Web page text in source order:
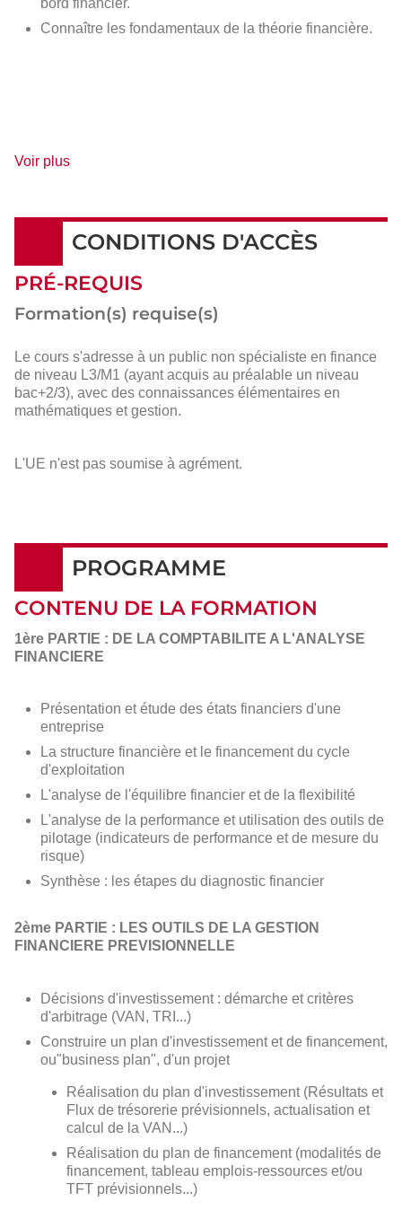
bord financier.
Connaître les fondamentaux de la théorie financière.
Voir plusde
CONDITIONS D'ACCÈS
PRÉ-REQUIS
Formation(s) requise(s)
Le cours s'adresse à un public non spécialiste en finance
de niveau L3/M1 (ayant acquis au préalable un niveau
bac+2/3), avec des connaissances élémentaires en
mathématiques et gestion.
L'UE n'est pas soumise à agrément.
PROGRAMME
CONTENU DE LA FORMATION
1ère PARTIE : DE LA COMPTABILITE A L'ANALYSE
FINANCIERE
Présentation et étude des états financiers d'une
entreprise
La structure financière et le financement du cycle
d'exploitation
L'analyse de l'équilibre financier et de la flexibilité
L'analyse de la performance et utilisation des outils de
pilotage (indicateurs de performance et de mesure du
risque)
Synthèse : les étapes du diagnostic financier
2ème PARTIE : LES OUTILS DE LA GESTION
FINANCIERE PREVISIONNELLE
Décisions d'investissement : démarche et critères
d'arbitrage (VAN, TRI...)
Construire un plan d'investissement et de financement,
ou"business plan", d'un projet
Réalisation du plan d'investissement (Résultats et
Flux de trésorerie prévisionnels, actualisation et
calcul de la VAN...)
Réalisation du plan de financement (modalités de
financement, tableau emplois-ressources et/ou
TFT prévisionnels...)